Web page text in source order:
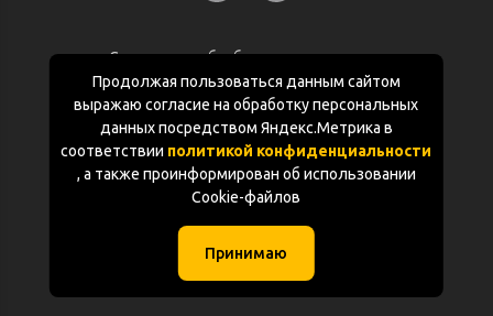
Продолжая пользоваться данным сайтом
выражаю согласие на обработку персональных
данных посредством Яндекс.Метрика в
соответствии политикой конфиденциальности
, а также проинформирован об использовании
Cookie-файлов
Принимаю
Согласие на обработку персональных
данных
Политика конфиденциальности
Документация
(с) «POGOS.ru» 2010-2026 (ИП Чивчян М.Р.)